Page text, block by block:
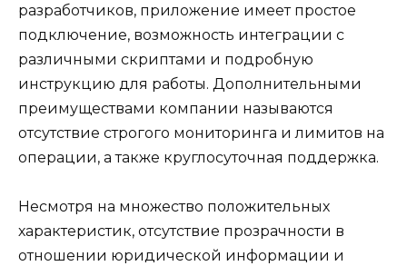
разработчиков, приложение имеет простое
подключение, возможность интеграции с
различными скриптами и подробную
инструкцию для работы. Дополнительными
преимуществами компании называются
отсутствие строгого мониторинга и лимитов на
операции, а также круглосуточная поддержка.
Несмотря на множество положительных
характеристик, отсутствие прозрачности в
отношении юридической информации и